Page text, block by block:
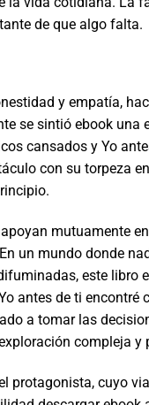
de que algo falta.
y empatía,
se sintió ebook
cansados y Yo
con su torpeza
mutuamente
un mundo donde
este libro
antes de ti
a tomar las
compleja
protagonista, cuyo